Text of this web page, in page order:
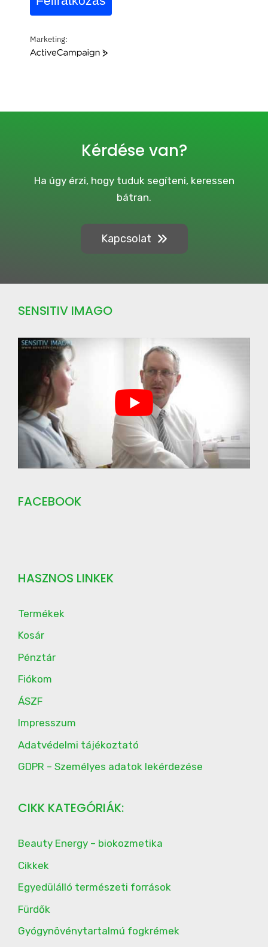
Marketing:
A
e
Kérdése van?
Ha úgy érzi, hogy tuduk segíteni, keressen
bátran.
Kapcsolat
SENSITIV IMAGO
FACEBOOK
HASZNOS LINKEK
Termékek
Kosár
Pénztár
Fiókom
ÁSZF
Impresszum
Adatvédelmi tájékoztató
GDPR – Személyes adatok lekérdezése
CIKK KATEGÓRIÁK:
Beauty Energy – biokozmetika
Cikkek
Egyedülálló természeti források
Fürdők
Gyógynövénytartalmú fogkrémek